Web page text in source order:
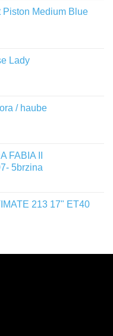
Piston Medium Blue
Lady
/ haube
FABIA II
5brzina
213 17" ET40